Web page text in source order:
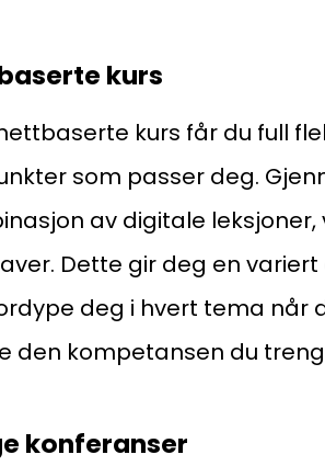
kurs
kurs får du full
som passer deg.
av digitale
Dette gir deg en
deg i hvert tema når
den kompetansen du
konferanser